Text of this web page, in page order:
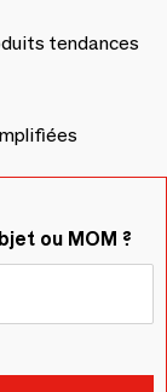
tendances
ou MOM ?